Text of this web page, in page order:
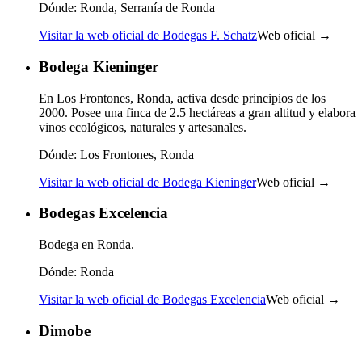
Dónde: Ronda, Serranía de Ronda
Visitar la web oficial de Bodegas F. SchatzWeb oficial →
Bodega Kieninger
En Los Frontones, Ronda, activa desde principios de los
2000. Posee una finca de 2.5 hectáreas a gran altitud y elabora
vinos ecológicos, naturales y artesanales.
Dónde: Los Frontones, Ronda
Visitar la web oficial de Bodega KieningerWeb oficial →
Bodegas Excelencia
Bodega en Ronda.
Dónde: Ronda
Visitar la web oficial de Bodegas ExcelenciaWeb oficial →
Dimobe